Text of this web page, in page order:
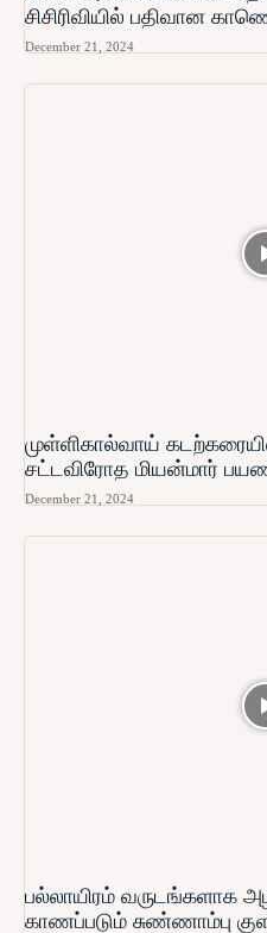
சிசிரிவியில் பதிவான
December 21, 2024
முள்ளிகால்வாய்
சட்டவிரோத மியன்மார்
December 21, 2024
பல்லாயிரம் வருடங்களாக
காணப்படும் சுண்ணாம்பு